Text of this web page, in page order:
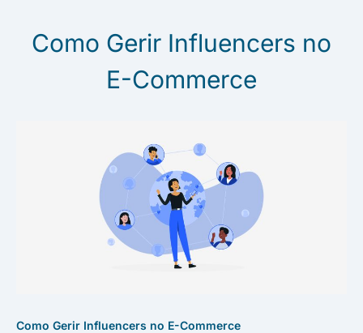
Como Gerir Influencers no
E-Commerce
Como Gerir Influencers no E-Commerce